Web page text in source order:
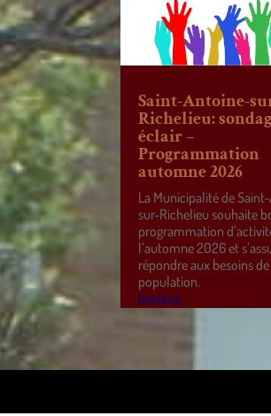
Saint-Antoine-
Richelieu:
éclair –
Programmation
automne 2026
La Municipalité de
sur-Richelieu souhaite
programmation
l’automne 2026 et
répondre aux besoins de
population.
lire plus